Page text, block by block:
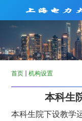
首页 机构设置
本科生
本科生院下设教学